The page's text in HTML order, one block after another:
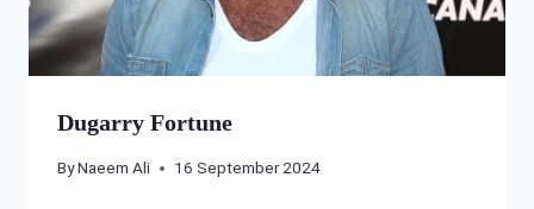
Dugarry Fortune
ByNaeem Ali 16 September 2024